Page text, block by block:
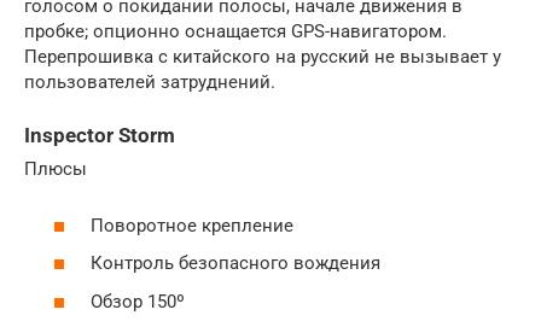
голосом о покидании полосы, начале движения в
пробке; опционно оснащается GPS-навигатором.
Перепрошивка с китайского на русский не вызывает у
пользователей затруднений.
Inspector Storm
Плюсы
Поворотное крепление
Контроль безопасного вождения
Обзор 150º